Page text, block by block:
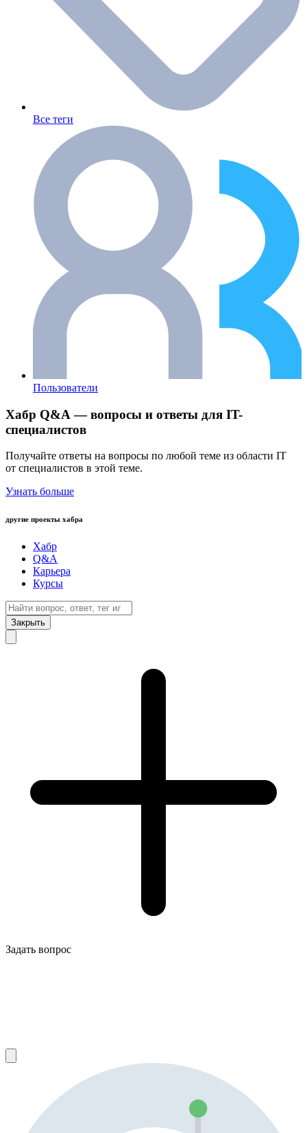
Все теги
Пользователи
Хабр Q&A — вопросы и ответы для IT-
специалистов
Получайте ответы на вопросы по любой теме из области IT
от специалистов в этой теме.
Узнать больше
другие проекты хабра
Хабр
Q&A
Карьера
Курсы
Закрыть
Задать вопрос